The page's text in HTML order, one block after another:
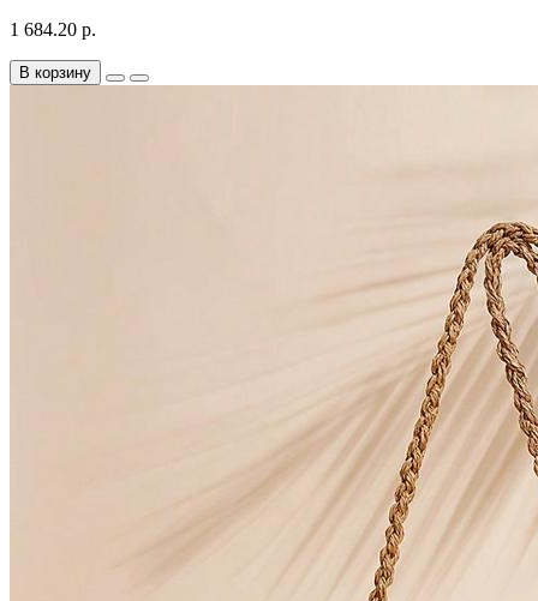
1 684.20 р.
В корзину